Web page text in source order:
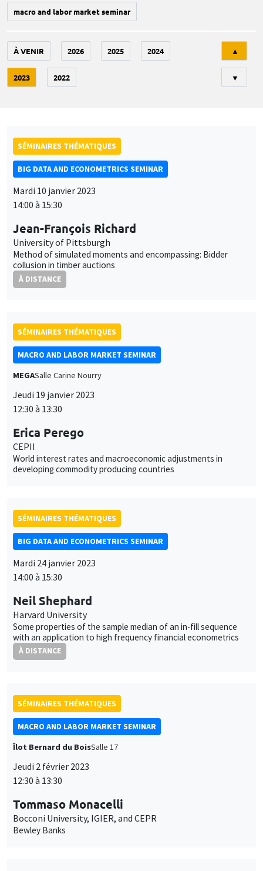
macro and labor market seminar
À VENIR 2026 2025 2024
2023 2022
▲
▼
SÉMINAIRES THÉMATIQUES
BIG DATA AND ECONOMETRICS SEMINAR
Mardi 10 janvier 2023
14:00 à 15:30
Jean-François Richard
University of Pittsburgh
Method of simulated moments and encompassing: Bidder
collusion in timber auctions
À DISTANCE
SÉMINAIRES THÉMATIQUES
MACRO AND LABOR MARKET SEMINAR
MEGASalle Carine Nourry
Jeudi 19 janvier 2023
12:30 à 13:30
Erica Perego
CEPII
World interest rates and macroeconomic adjustments in
developing commodity producing countries
SÉMINAIRES THÉMATIQUES
BIG DATA AND ECONOMETRICS SEMINAR
Mardi 24 janvier 2023
14:00 à 15:30
Neil Shephard
Harvard University
Some properties of the sample median of an in-fill sequence
with an application to high frequency financial econometrics
À DISTANCE
SÉMINAIRES THÉMATIQUES
MACRO AND LABOR MARKET SEMINAR
Îlot Bernard du BoisSalle 17
Jeudi 2 février 2023
12:30 à 13:30
Tommaso Monacelli
Bocconi University, IGIER, and CEPR
Bewley Banks